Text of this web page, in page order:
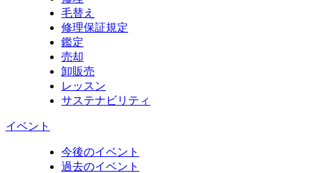
毛替え
修理保証規定
鑑定
売却
卸販売
レッスン
サステナビリティ
イベント
今後のイベント
過去のイベント